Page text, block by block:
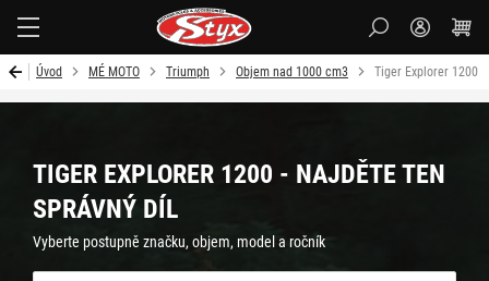
Úvod MÉ MOTO Triumph Objem nad 1000 cm3 Tiger Explorer 1200
TIGER EXPLORER 1200 - NAJDĚTE TEN
SPRÁVNÝ DÍL
Vyberte postupně značku, objem, model a ročník